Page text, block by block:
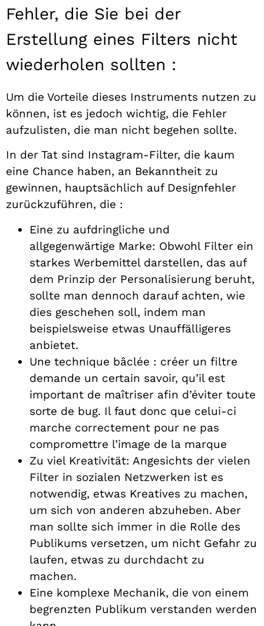
Fehler, die Sie bei der
Erstellung eines Filters nicht
wiederholen sollten :
Um die Vorteile dieses Instruments nutzen zu
können, ist es jedoch wichtig, die Fehler
aufzulisten, die man nicht begehen sollte.
In der Tat sind Instagram-Filter, die kaum
eine Chance haben, an Bekanntheit zu
gewinnen, hauptsächlich auf Designfehler
zurückzuführen, die :
Eine zu aufdringliche und
allgegenwärtige Marke: Obwohl Filter ein
starkes Werbemittel darstellen, das auf
dem Prinzip der Personalisierung beruht,
sollte man dennoch darauf achten, wie
dies geschehen soll, indem man
beispielsweise etwas Unauffälligeres
anbietet.
Une technique bâclée : créer un filtre
demande un certain savoir, qu’il est
important de maîtriser afin d’éviter toute
sorte de bug. Il faut donc que celui-ci
marche correctement pour ne pas
compromettre l’image de la marque
Zu viel Kreativität: Angesichts der vielen
Filter in sozialen Netzwerken ist es
notwendig, etwas Kreatives zu machen,
um sich von anderen abzuheben. Aber
man sollte sich immer in die Rolle des
Publikums versetzen, um nicht Gefahr zu
laufen, etwas zu durchdacht zu
machen.
Eine komplexe Mechanik, die von einem
begrenzten Publikum verstanden werden